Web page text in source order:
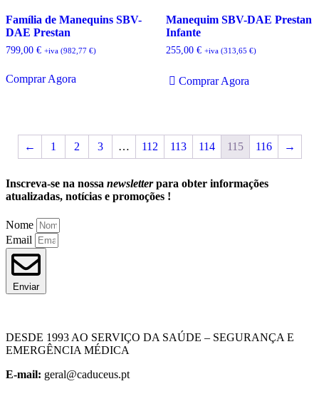
Família de Manequins SBV-
DAE Prestan
799,00 € +iva (982,77 €)
Comprar Agora
Manequim SBV-DAE Prestan
Infante
255,00 € +iva (313,65 €)
Comprar Agora
← 1 2 3 … 112 113 114 115 116 →
Inscreva-se na nossa newsletterpara obter informações
atualizadas, notícias e promoções !
Nome
Email
Enviar
DESDE 1993 AO SERVIÇO DA SAÚDE – SEGURANÇA E
EMERGÊNCIA MÉDICA
E-mail: geral@caduceus.pt